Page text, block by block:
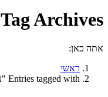
Tag Archives:
אתה כאן:
ראשי
Entries tagged with "עורך דין ביטוח"